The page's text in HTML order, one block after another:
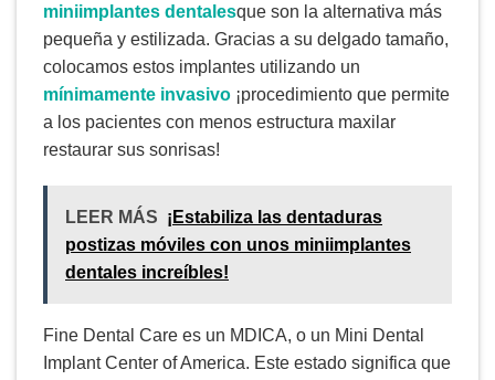
miniimplantes dentalesque son la alternativa más
pequeña y estilizada. Gracias a su delgado tamaño,
colocamos estos implantes utilizando un
mínimamente invasivo ¡procedimiento que permite
a los pacientes con menos estructura maxilar
restaurar sus sonrisas!
LEER MÁS ¡Estabiliza las dentaduras
postizas móviles con unos miniimplantes
dentales increíbles!
Fine Dental Care es un MDICA, o un Mini Dental
Implant Center of America. Este estado significa que